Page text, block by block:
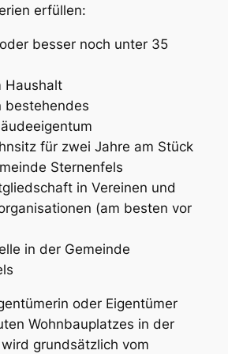
erfüllen:
besser noch unter 35
Haushalt
bestehendes
für zwei Jahre am Stück
Sternenfels
in Vereinen und
(am besten vor
in der Gemeinde
oder Eigentümer
Wohnbauplatzes in der
grundsätzlich vom